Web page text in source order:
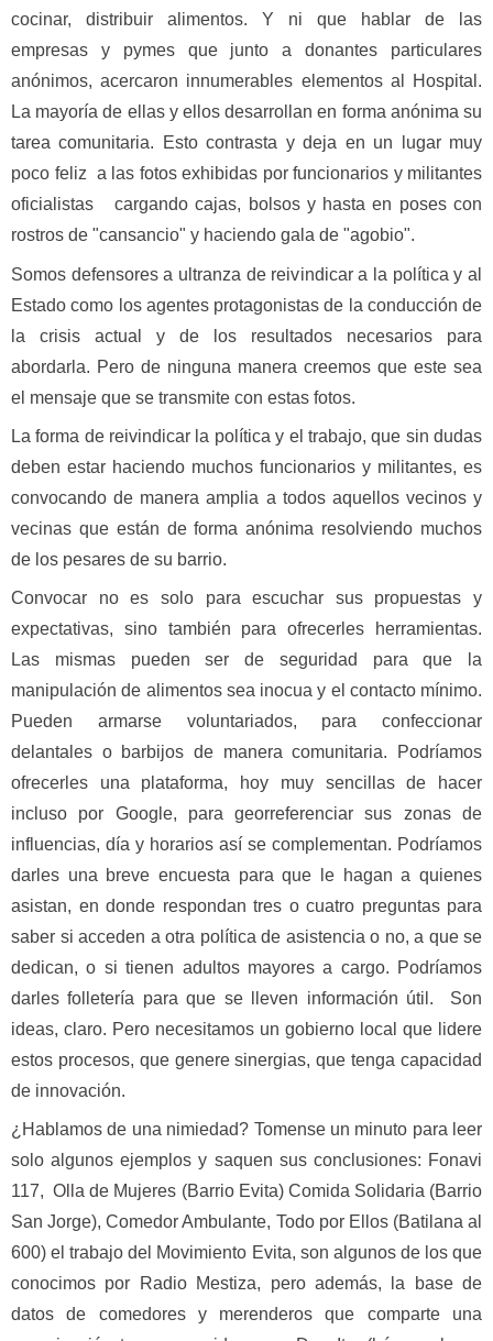
cocinar, distribuir alimentos. Y ni que hablar de las
empresas y pymes que junto a donantes particulares
anónimos, acercaron innumerables elementos al Hospital.
La mayoría de ellas y ellos desarrollan en forma anónima su
tarea comunitaria. Esto contrasta y deja en un lugar muy
poco feliz a las fotos exhibidas por funcionarios y militantes
oficialistas cargando cajas, bolsos y hasta en poses con
rostros de "cansancio" y haciendo gala de "agobio".
Somos defensores a ultranza de reivindicar a la política y al
Estado como los agentes protagonistas de la conducción de
la crisis actual y de los resultados necesarios para
abordarla. Pero de ninguna manera creemos que este sea
el mensaje que se transmite con estas fotos.
La forma de reivindicar la política y el trabajo, que sin dudas
deben estar haciendo muchos funcionarios y militantes, es
convocando de manera amplia a todos aquellos vecinos y
vecinas que están de forma anónima resolviendo muchos
de los pesares de su barrio.
Convocar no es solo para escuchar sus propuestas y
expectativas, sino también para ofrecerles herramientas.
Las mismas pueden ser de seguridad para que la
manipulación de alimentos sea inocua y el contacto mínimo.
Pueden armarse voluntariados, para confeccionar
delantales o barbijos de manera comunitaria. Podríamos
ofrecerles una plataforma, hoy muy sencillas de hacer
incluso por Google, para georreferenciar sus zonas de
influencias, día y horarios así se complementan. Podríamos
darles una breve encuesta para que le hagan a quienes
asistan, en donde respondan tres o cuatro preguntas para
saber si acceden a otra política de asistencia o no, a que se
dedican, o si tienen adultos mayores a cargo. Podríamos
darles folletería para que se lleven información útil. Son
ideas, claro. Pero necesitamos un gobierno local que lidere
estos procesos, que genere sinergias, que tenga capacidad
de innovación.
¿Hablamos de una nimiedad? Tomense un minuto para leer
solo algunos ejemplos y saquen sus conclusiones: Fonavi
117, Olla de Mujeres (Barrio Evita) Comida Solidaria (Barrio
San Jorge), Comedor Ambulante, Todo por Ellos (Batilana al
600) el trabajo del Movimiento Evita, son algunos de los que
conocimos por Radio Mestiza, pero además, la base de
datos de comedores y merenderos que comparte una